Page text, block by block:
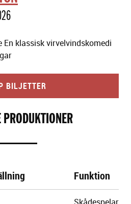
En klassisk virvelvindskomedi
BILJETTER
PRODUKTIONER
Funktion